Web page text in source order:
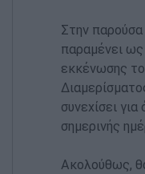
Στην
παραμένει
εκκένωσης
συνεχίσει
σημερινής
Ακολούθως,